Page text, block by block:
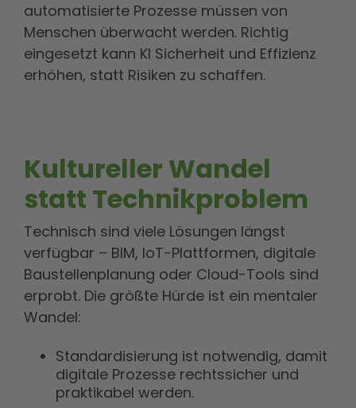
automatisierte Prozesse müssen von
Menschen überwacht werden. Richtig
eingesetzt kann KI Sicherheit und Effizienz
erhöhen, statt Risiken zu schaffen.
Kultureller Wandel
statt Technikproblem
Technisch sind viele Lösungen längst
verfügbar – BIM, IoT-Plattformen, digitale
Baustellenplanung oder Cloud-Tools sind
erprobt. Die größte Hürde ist ein mentaler
Wandel:
Standardisierung ist notwendig, damit
digitale Prozesse rechtssicher und
praktikabel werden.